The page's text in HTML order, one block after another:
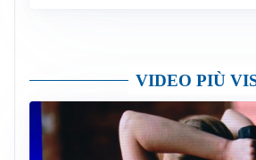
VIDEO PIÙ